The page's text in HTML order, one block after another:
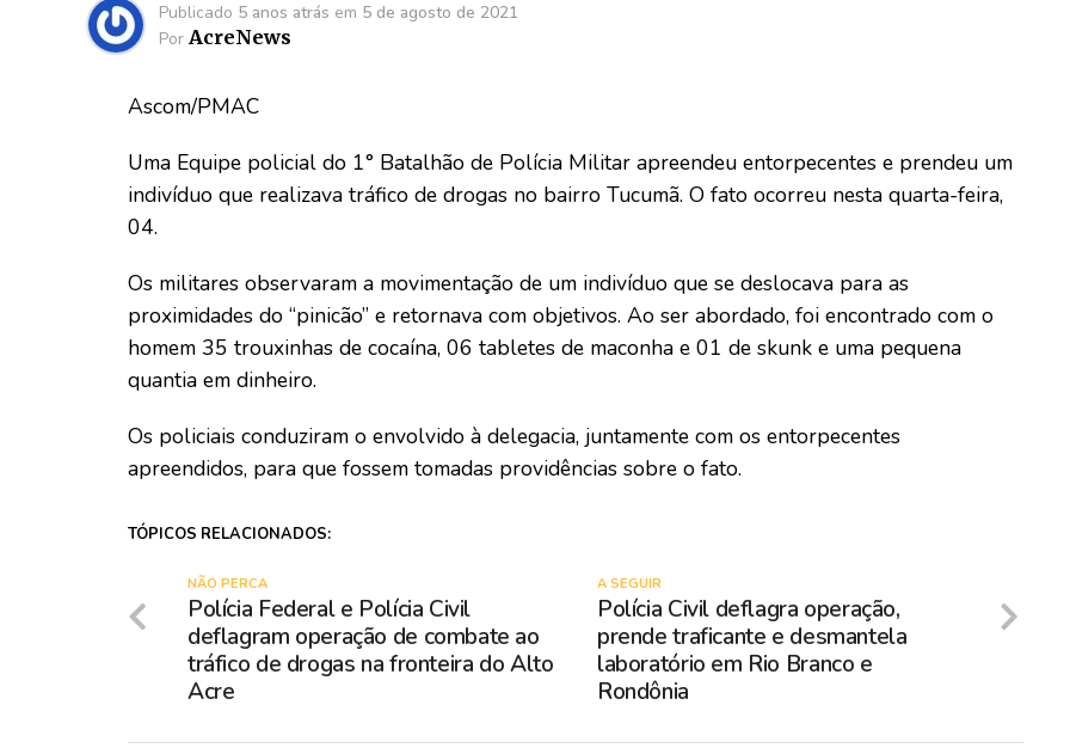
Publicado 5 anos atrás em 5 de agosto de 2021
Por AcreNews
Ascom/PMAC
Uma Equipe policial do 1° Batalhão de Polícia Militar apreendeu entorpecentes e prendeu um
indivíduo que realizava tráfico de drogas no bairro Tucumã. O fato ocorreu nesta quarta-feira,
04.
Os militares observaram a movimentação de um indivíduo que se deslocava para as
proximidades do “pinicão” e retornava com objetivos. Ao ser abordado, foi encontrado com o
homem 35 trouxinhas de cocaína, 06 tabletes de maconha e 01 de skunk e uma pequena
quantia em dinheiro.
Os policiais conduziram o envolvido à delegacia, juntamente com os entorpecentes
apreendidos, para que fossem tomadas providências sobre o fato.
TÓPICOS RELACIONADOS:
A SEGUIR
Polícia Civil deflagra operação,
prende traficante e desmantela
laboratório em Rio Branco e
Rondônia
NÃO PERCA
Polícia Federal e Polícia Civil
deflagram operação de combate ao
tráfico de drogas na fronteira do Alto
Acre